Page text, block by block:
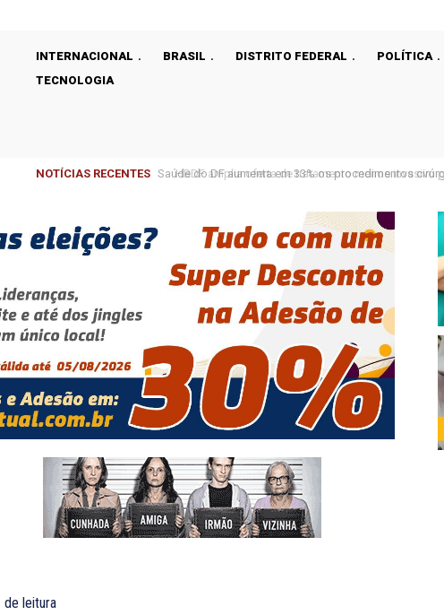
INTERNACIONAL BRASIL DISTRITO FEDERAL POLÍTICA
TECNOLOGIA
NOTÍCIAS RECENTES HBDF amplia oferta de tratamento menos invasivo
de leitura